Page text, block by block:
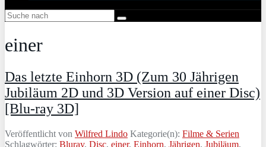
einer
Das letzte Einhorn 3D (Zum 30 Jährigen
Jubiläum 2D und 3D Version auf einer Disc)
[Blu-ray 3D]
Veröffentlicht von Wilfred Lindo Kategorie(n): Filme & Serien
Schlagwörter: Bluray, Disc, einer, Einhorn, Jährigen, Jubiläum,